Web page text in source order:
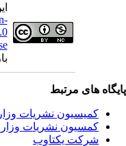
های مرتبط
کمیسیون نشریات
کمسیون نشریات
شرکت یکتاوب